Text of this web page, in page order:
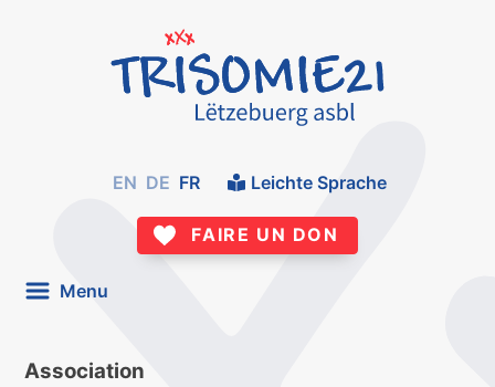
EN DE FR Leichte Sprache
FAIRE UN DON
Menu
Association